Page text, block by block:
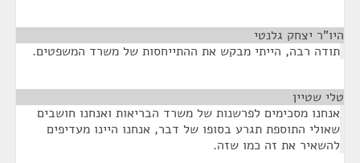
היו"ר יצחק גלנטי
תודה רבה, הייתי מבקש את ההתייחסות של משרד המשפטים.
טלי שטיין
אנחנו מסכימים לפרשנות של משרד הבריאות ואנחנו חושבים
שאולי התוספת תגרע בסופו של דבר, אנחנו היינו מעדיפים
להשאיר את זה כמו שזה.